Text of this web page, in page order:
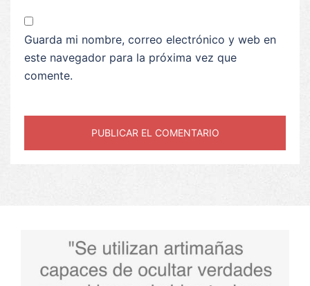
Guarda mi nombre, correo electrónico y web en
este navegador para la próxima vez que
comente.